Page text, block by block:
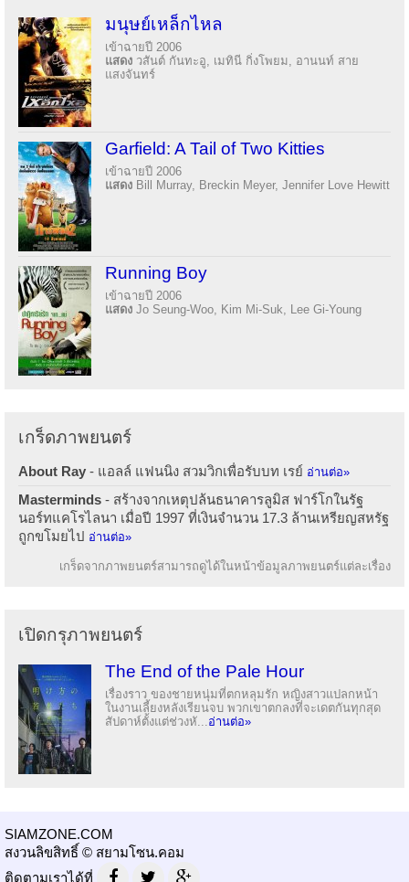
มนุษย์เหล็กไหล
เข้าฉายปี 2006
แสดง วสันต์ กันทะอู, เมทินี กิ่งโพยม, อานนท์ สาย
แสงจันทร์
Garfield: A Tail of Two Kitties
เข้าฉายปี 2006
แสดง Bill Murray, Breckin Meyer, Jennifer Love Hewitt
Running Boy
เข้าฉายปี 2006
แสดง Jo Seung-Woo, Kim Mi-Suk, Lee Gi-Young
เกร็ดภาพยนตร์
About Ray - แอลล์ แฟนนิง สวมวิกเพื่อรับบท เรย์ อ่านต่อ»
Masterminds - สร้างจากเหตุปล้นธนาคารลูมิส ฟาร์โกในรัฐ
นอร์ทแคโรไลนา เมื่อปี 1997 ที่เงินจำนวน 17.3 ล้านเหรียญสหรัฐ
ถูกขโมยไป อ่านต่อ»
เกร็ดจากภาพยนตร์สามารถดูได้ในหน้าข้อมูลภาพยนตร์แต่ละเรื่อง
เปิดกรุภาพยนตร์
The End of the Pale Hour
เรื่องราว ของชายหนุ่มที่ตกหลุมรัก หญิงสาวแปลกหน้า
ในงานเลี้ยงหลังเรียนจบ พวกเขาตกลงที่จะเดตกันทุกสุด
สัปดาห์ตั้งแต่ช่วงหั... อ่านต่อ»
SIAMZONE.COM
สงวนลิขสิทธิ์ © สยามโซน.คอม
ติดตามเราได้ที่